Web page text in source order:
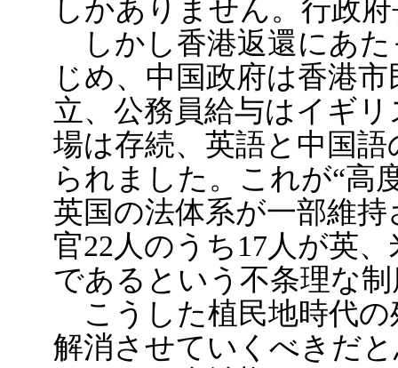
しかありません。行政
しかし香港返還にあた
じめ、中国政府は香港
立、公務員給与はイギ
場は存続、英語と中国
られました。これが“高
英国の法体系が一部維
官22人のうち17人が英
であるという不条理な
こうした植民地時代の
解消させていくべきだ